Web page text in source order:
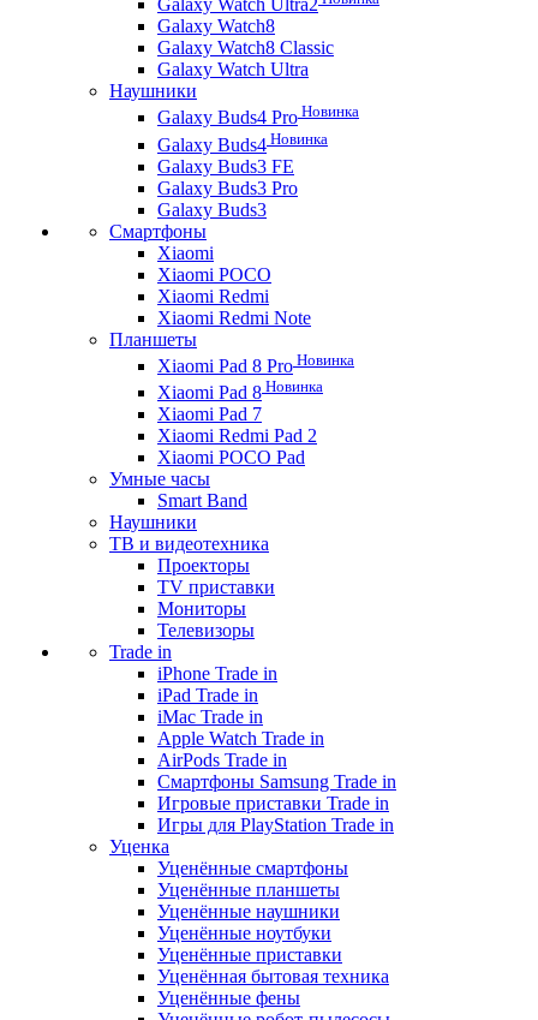
Galaxy Watch Ultra2
Galaxy Watch8
Galaxy Watch8 Classic
Galaxy Watch Ultra
Наушники
Galaxy Buds4 Pro Новинка
Galaxy Buds4 Новинка
Galaxy Buds3 FE
Galaxy Buds3 Pro
Galaxy Buds3
Смартфоны
Xiaomi
Xiaomi POCO
Xiaomi Redmi
Xiaomi Redmi Note
Планшеты
Xiaomi Pad 8 Pro Новинка
Xiaomi Pad 8 Новинка
Xiaomi Pad 7
Xiaomi Redmi Pad 2
Xiaomi POCO Pad
Умные часы
Smart Band
Наушники
ТВ и видеотехника
Проекторы
TV приставки
Мониторы
Телевизоры
Trade in
iPhone Trade in
iPad Trade in
iMac Trade in
Apple Watch Trade in
AirPods Trade in
Смартфоны Samsung Trade in
Игровые приставки Trade in
Игры для PlayStation Trade in
Уценка
Уценённые смартфоны
Уценённые планшеты
Уценённые наушники
Уценённые ноутбуки
Уценённые приставки
Уценённая бытовая техника
Уценённые фены